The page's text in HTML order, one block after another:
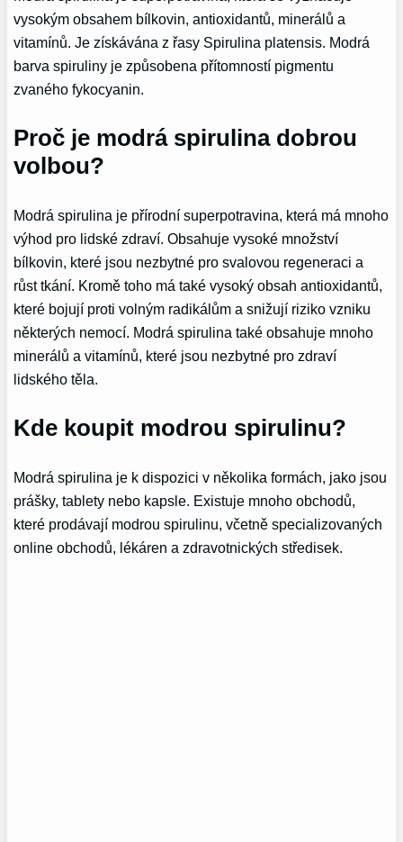
vysokým obsahem bílkovin, antioxidantů, minerálů a
vitamínů. Je získávána z řasy Spirulina platensis. Modrá
barva spiruliny je způsobena přítomností pigmentu
zvaného fykocyanin.
Proč je modrá spirulina dobrou
volbou?
Modrá spirulina je přírodní superpotravina, která má mnoho
výhod pro lidské zdraví. Obsahuje vysoké množství
bílkovin, které jsou nezbytné pro svalovou regeneraci a
růst tkání. Kromě toho má také vysoký obsah antioxidantů,
které bojují proti volným radikálům a snižují riziko vzniku
některých nemocí. Modrá spirulina také obsahuje mnoho
minerálů a vitamínů, které jsou nezbytné pro zdraví
lidského těla.
Kde koupit modrou spirulinu?
Modrá spirulina je k dispozici v několika formách, jako jsou
prášky, tablety nebo kapsle. Existuje mnoho obchodů,
které prodávají modrou spirulinu, včetně specializovaných
online obchodů, lékáren a zdravotnických středisek.